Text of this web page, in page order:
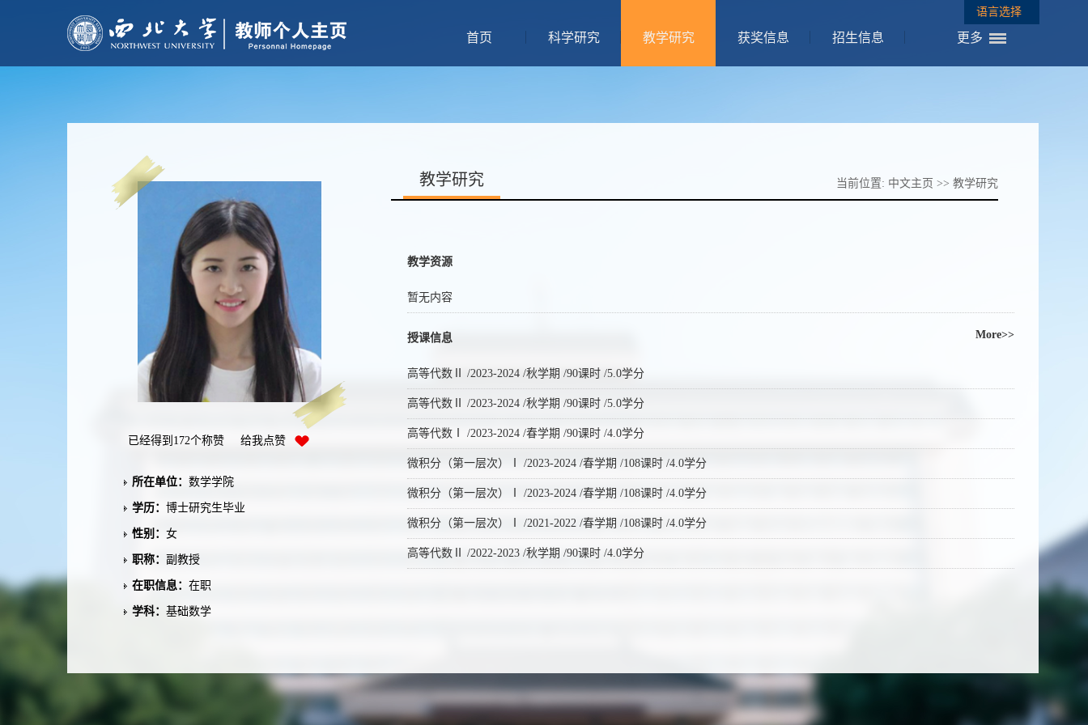
语言选择
首页 科学研究 教学研究 获奖信息 招生信息 更多
已经得到 172个称赞 给我点赞
所在单位： 数学学院
学历： 博士研究生毕业
性别： 女
职称： 副教授
在职信息： 在职
学科： 基础数学
教学研究 当前位置: 中文主页 >> 教学研究
教学资源
暂无内容
授课信息 More>>
高等代数Ⅱ /2023-2024 /秋学期 /90课时 /5.0学分
高等代数Ⅱ /2023-2024 /秋学期 /90课时 /5.0学分
高等代数Ⅰ /2023-2024 /春学期 /90课时 /4.0学分
微积分（第一层次）Ⅰ /2023-2024 /春学期 /108课时 /4.0学分
微积分（第一层次）Ⅰ /2023-2024 /春学期 /108课时 /4.0学分
微积分（第一层次）Ⅰ /2021-2022 /春学期 /108课时 /4.0学分
高等代数Ⅱ /2022-2023 /秋学期 /90课时 /4.0学分
微积分（第一层次）Ⅰ /2021-2022 /春学期 /108课时 /4.0学分
微积分（第一层次）Ⅰ /2021-2022 /春学期 /108课时 /4.0学分